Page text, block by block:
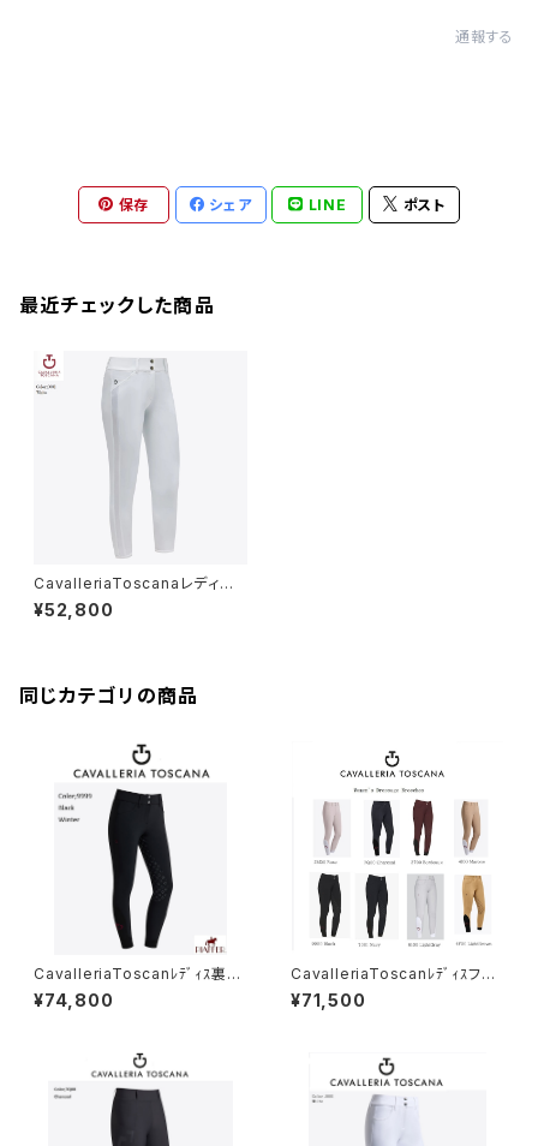
通報する
保存 シェア LINE ポスト
最近チェックした商品
CavalleriaToscanaレディー
ス白FGキュロットPAD211 JE19
5
¥52,800
同じカテゴリの商品
CavalleriaToscanﾚﾃﾞｨｽ裏起
毛フルグリップキュロットPAD0
96 JV013
¥74,800
CavalleriaToscanﾚﾃﾞｨｽフル
グリップキュロットPAD096 JE
010
¥71,500